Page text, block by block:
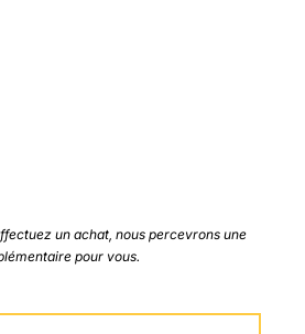
un achat, nous percevrons une
pour vous.